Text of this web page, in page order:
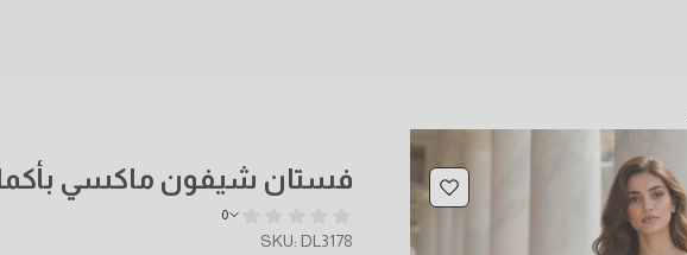
فستان شيفون ماكسي
0
SKU: DL3178